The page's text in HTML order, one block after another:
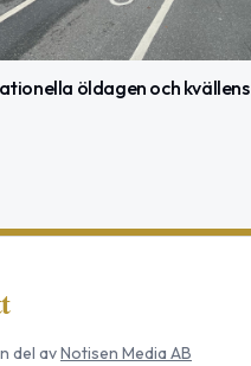
öldagen och kvällens
del avNotisen Media AB